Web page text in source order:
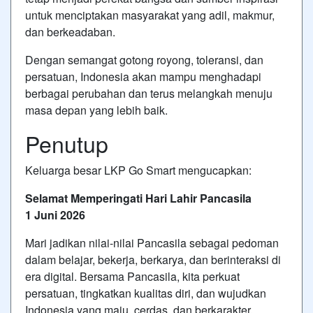
untuk menciptakan masyarakat yang adil, makmur,
dan berkeadaban.
Dengan semangat gotong royong, toleransi, dan
persatuan, Indonesia akan mampu menghadapi
berbagai perubahan dan terus melangkah menuju
masa depan yang lebih baik.
Penutup
Keluarga besar LKP Go Smart mengucapkan:
Selamat Memperingati Hari Lahir Pancasila
1 Juni 2026
Mari jadikan nilai-nilai Pancasila sebagai pedoman
dalam belajar, bekerja, berkarya, dan berinteraksi di
era digital. Bersama Pancasila, kita perkuat
persatuan, tingkatkan kualitas diri, dan wujudkan
Indonesia yang maju, cerdas, dan berkarakter.